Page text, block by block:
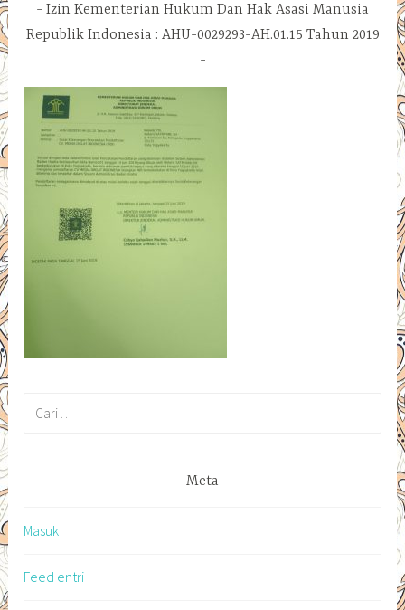
Izin Kementerian Hukum Dan Hak Asasi Manusia
Republik Indonesia : AHU-0029293-AH.01.15 Tahun 2019
Meta
Masuk
Feed entri